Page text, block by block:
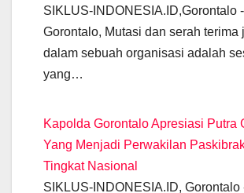
SIKLUS-INDONESIA.ID,Gorontalo
Gorontalo, Mutasi dan serah terima
dalam sebuah organisasi adalah
yang…
Kapolda Gorontalo Apresiasi Putra
Yang Menjadi Perwakilan
Tingkat Nasional
SIKLUS-INDONESIA.ID, Gorontalo